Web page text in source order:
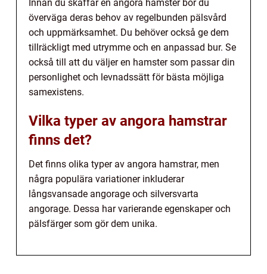
Innan du skaffar en angora hamster bör du
överväga deras behov av regelbunden pälsvård
och uppmärksamhet. Du behöver också ge dem
tillräckligt med utrymme och en anpassad bur. Se
också till att du väljer en hamster som passar din
personlighet och levnadssätt för bästa möjliga
samexistens.
Vilka typer av angora hamstrar
finns det?
Det finns olika typer av angora hamstrar, men
några populära variationer inkluderar
långsvansade angorage och silversvarta
angorage. Dessa har varierande egenskaper och
pälsfärger som gör dem unika.